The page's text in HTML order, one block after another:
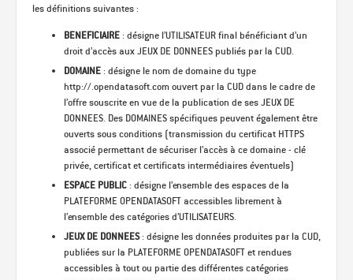
les définitions suivantes :
BENEFICIAIRE : désigne l’UTILISATEUR final bénéficiant d’un
droit d’accès aux JEUX DE DONNEES publiés par la CUD.
DOMAINE : désigne le nom de domaine du type
http://.opendatasoft.com ouvert par la CUD dans le cadre de
l’offre souscrite en vue de la publication de ses JEUX DE
DONNEES. Des DOMAINES spécifiques peuvent également être
ouverts sous conditions (transmission du certificat HTTPS
associé permettant de sécuriser l’accès à ce domaine - clé
privée, certificat et certificats intermédiaires éventuels)
ESPACE PUBLIC : désigne l’ensemble des espaces de la
PLATEFORME OPENDATASOFT accessibles librement à
l’ensemble des catégories d’UTILISATEURS.
JEUX DE DONNEES: désigne les données produites par la CUD,
publiées sur la PLATEFORME OPENDATASOFT et rendues
accessibles à tout ou partie des différentes catégories